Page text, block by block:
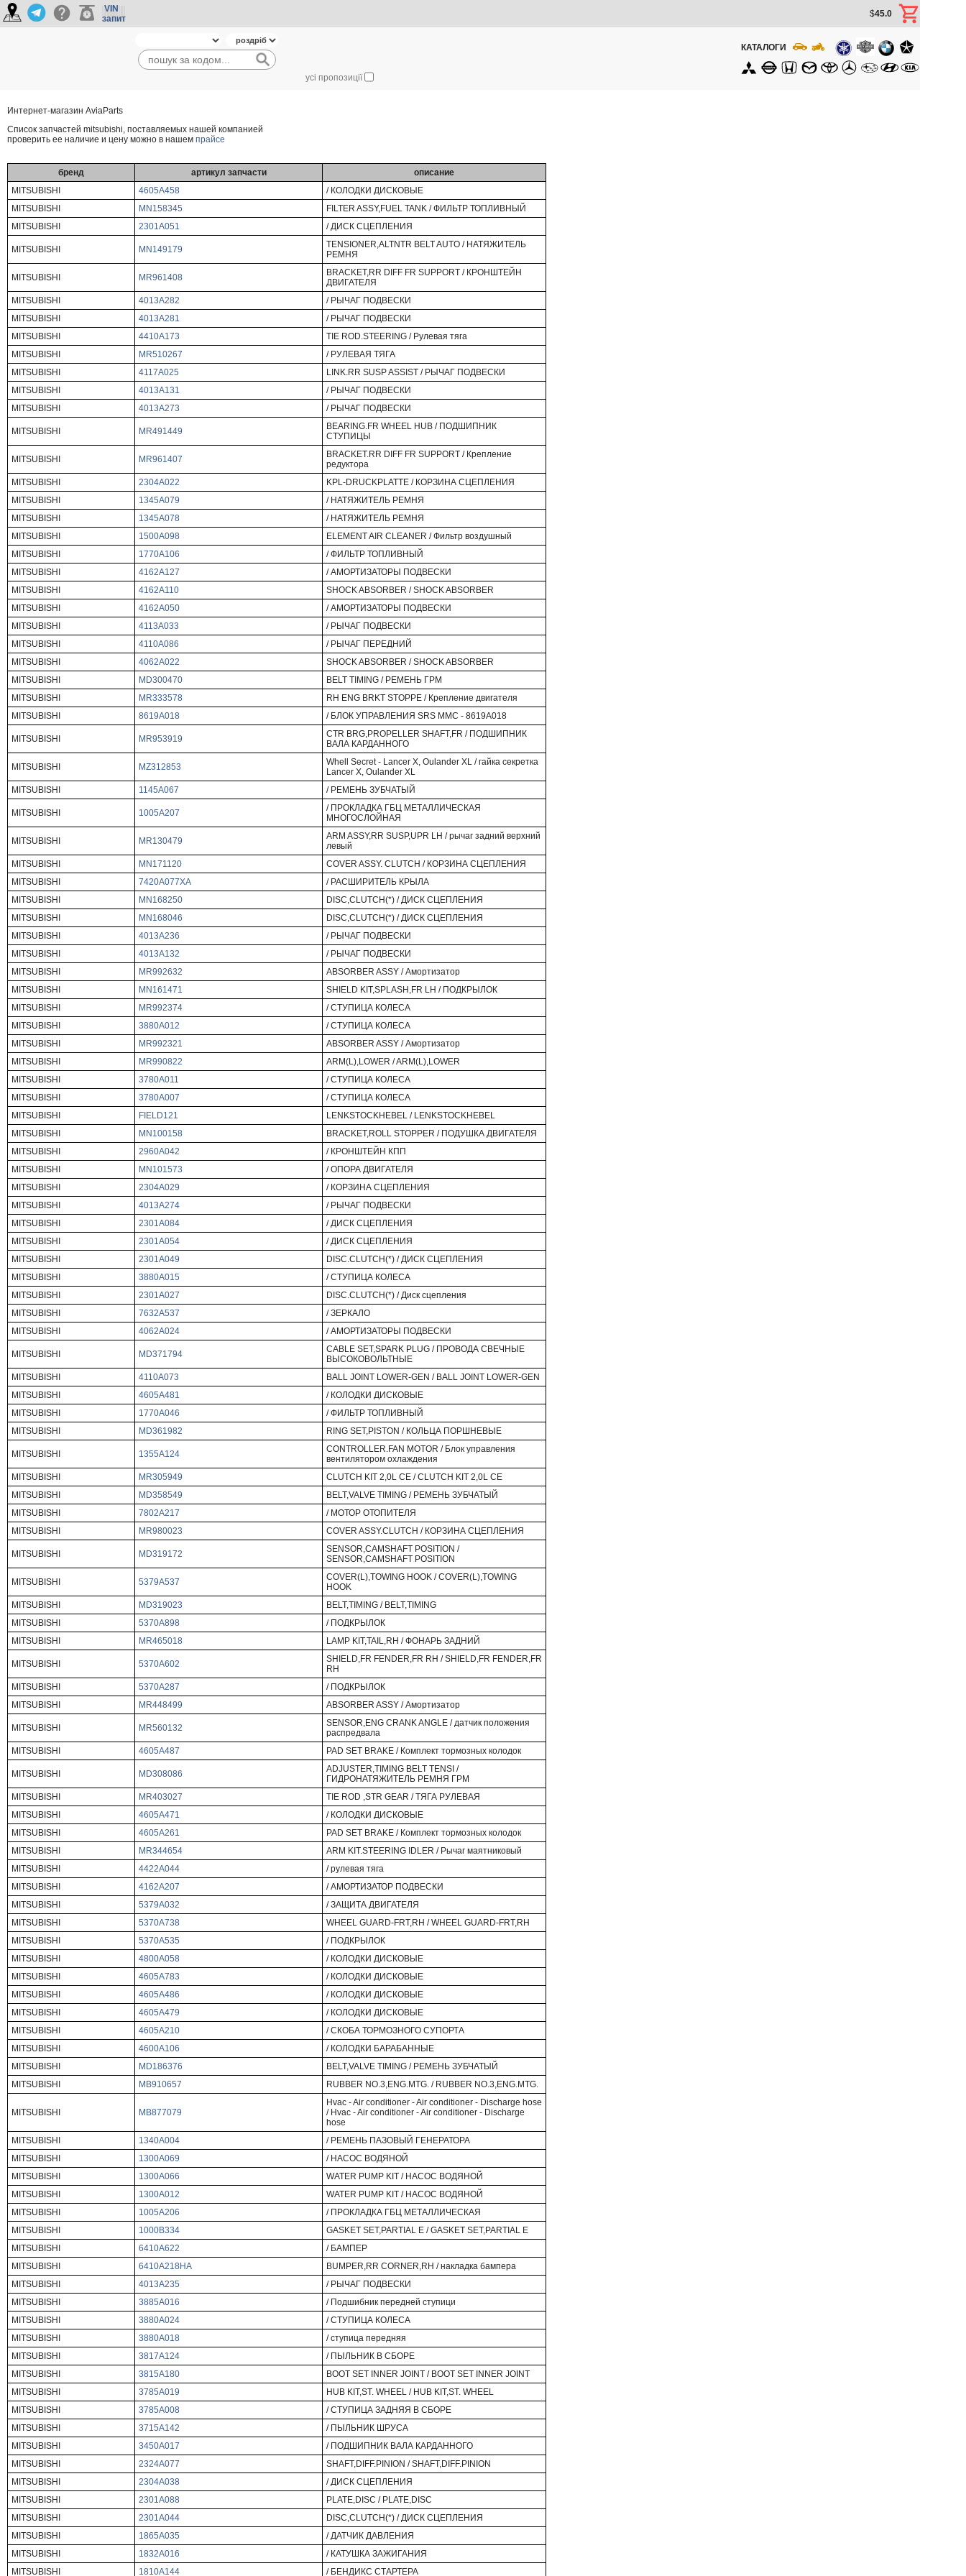
VIN
запит
$45.0
усі пропозиції
КАТАЛОГИ
Интернет-магазин AviaParts
Cписок запчастей mitsubishi, поставляемых нашей компанией
проверить ее наличие и цену можно в нашем прайсе
бренд артикул запчасти
описание
MITSUBISHI
4605A458
/ КОЛОДКИ ДИСКОВЫЕ
MITSUBISHI
MN158345
FILTER ASSY,FUEL TANK / ФИЛЬТР ТОПЛИВНЫЙ
MITSUBISHI
2301A051 / ДИСК СЦЕПЛЕНИЯ
MITSUBISHI MN149179
TENSIONER,ALTNTR BELT AUTO / НАТЯЖИТЕЛЬ
РЕМНЯ
MITSUBISHI MR961408
BRACKET,RR DIFF FR SUPPORT / КРОНШТЕЙН
ДВИГАТЕЛЯ
MITSUBISHI
4013A282
/ РЫЧАГ ПОДВЕСКИ
MITSUBISHI
4013A281
/ РЫЧАГ ПОДВЕСКИ
MITSUBISHI
4410A173
TIE ROD.STEERING / Рулевая тяга
MITSUBISHI
MR510267
/ РУЛЕВАЯ ТЯГА
MITSUBISHI
4117A025
LINK.RR SUSP ASSIST / РЫЧАГ ПОДВЕСКИ
MITSUBISHI
4013A131
/ РЫЧАГ ПОДВЕСКИ
MITSUBISHI
4013A273 / РЫЧАГ ПОДВЕСКИ
MITSUBISHI MR491449
BEARING.FR WHEEL HUB / ПОДШИПНИК
СТУПИЦЫ
MITSUBISHI MR961407
BRACKET.RR DIFF FR SUPPORT / Крепление
редуктора
MITSUBISHI
2304A022
KPL-DRUCKPLATTE / КОРЗИНА СЦЕПЛЕНИЯ
MITSUBISHI
1345A079
/ НАТЯЖИТЕЛЬ РЕМНЯ
MITSUBISHI
1345A078
/ НАТЯЖИТЕЛЬ РЕМНЯ
MITSUBISHI
1500A098
ELEMENT AIR CLEANER / Фильтр воздушный
MITSUBISHI
1770A106
/ ФИЛЬТР ТОПЛИВНЫЙ
MITSUBISHI
4162A127
/ АМОРТИЗАТОРЫ ПОДВЕСКИ
MITSUBISHI
4162A110
SHOCK ABSORBER / SHOCK ABSORBER
MITSUBISHI
4162A050
/ АМОРТИЗАТОРЫ ПОДВЕСКИ
MITSUBISHI
4113A033
/ РЫЧАГ ПОДВЕСКИ
MITSUBISHI
4110A086
/ РЫЧАГ ПЕРЕДНИЙ
MITSUBISHI
4062A022
SHOCK ABSORBER / SHOCK ABSORBER
MITSUBISHI
MD300470
BELT TIMING / РЕМЕНЬ ГРМ
MITSUBISHI
MR333578
RH ENG BRKT STOPPE / Крепление двигателя
MITSUBISHI
8619A018 / БЛОК УПРАВЛЕНИЯ SRS MMC - 8619A018
MITSUBISHI MR953919
CTR BRG,PROPELLER SHAFT,FR / ПОДШИПНИК
ВАЛА КАРДАННОГО
MITSUBISHI MZ312853
Whell Secret - Lancer X, Oulander XL / гайка секретка
Lancer X, Oulander XL
MITSUBISHI
1145A067 / РЕМЕНЬ ЗУБЧАТЫЙ
MITSUBISHI 1005A207
/ ПРОКЛАДКА ГБЦ МЕТАЛЛИЧЕСКАЯ
МНОГОСЛОЙНАЯ
MITSUBISHI MR130479
ARM ASSY,RR SUSP,UPR LH / рычаг задний верхний
левый
MITSUBISHI
MN171120
COVER ASSY. CLUTCH / КОРЗИНА СЦЕПЛЕНИЯ
MITSUBISHI
7420A077XA
/ РАСШИРИТЕЛЬ КРЫЛА
MITSUBISHI
MN168250
DISC,CLUTCH(*) / ДИСК СЦЕПЛЕНИЯ
MITSUBISHI
MN168046
DISC,CLUTCH(*) / ДИСК СЦЕПЛЕНИЯ
MITSUBISHI
4013A236
/ РЫЧАГ ПОДВЕСКИ
MITSUBISHI
4013A132
/ РЫЧАГ ПОДВЕСКИ
MITSUBISHI
MR992632
ABSORBER ASSY / Амортизатор
MITSUBISHI
MN161471
SHIELD KIT,SPLASH,FR LH / ПОДКРЫЛОК
MITSUBISHI
MR992374
/ СТУПИЦА КОЛЕСА
MITSUBISHI
3880A012
/ СТУПИЦА КОЛЕСА
MITSUBISHI
MR992321
ABSORBER ASSY / Амортизатор
MITSUBISHI
MR990822
ARM(L),LOWER / ARM(L),LOWER
MITSUBISHI
3780A011
/ СТУПИЦА КОЛЕСА
MITSUBISHI
3780A007
/ СТУПИЦА КОЛЕСА
MITSUBISHI
FIELD121
LENKSTOCKHEBEL / LENKSTOCKHEBEL
MITSUBISHI
MN100158
BRACKET,ROLL STOPPER / ПОДУШКА ДВИГАТЕЛЯ
MITSUBISHI
2960A042
/ КРОНШТЕЙН КПП
MITSUBISHI
MN101573
/ ОПОРА ДВИГАТЕЛЯ
MITSUBISHI
2304A029
/ КОРЗИНА СЦЕПЛЕНИЯ
MITSUBISHI
4013A274
/ РЫЧАГ ПОДВЕСКИ
MITSUBISHI
2301A084
/ ДИСК СЦЕПЛЕНИЯ
MITSUBISHI
2301A054
/ ДИСК СЦЕПЛЕНИЯ
MITSUBISHI
2301A049
DISC.CLUTCH(*) / ДИСК СЦЕПЛЕНИЯ
MITSUBISHI
3880A015
/ СТУПИЦА КОЛЕСА
MITSUBISHI
2301A027
DISC.CLUTCH(*) / Диск сцепления
MITSUBISHI
7632A537
/ ЗЕРКАЛО
MITSUBISHI
4062A024 / АМОРТИЗАТОРЫ ПОДВЕСКИ
MITSUBISHI MD371794
CABLE SET,SPARK PLUG / ПРОВОДА СВЕЧНЫЕ
ВЫСОКОВОЛЬТНЫЕ
MITSUBISHI
4110A073
BALL JOINT LOWER-GEN / BALL JOINT LOWER-GEN
MITSUBISHI
4605A481
/ КОЛОДКИ ДИСКОВЫЕ
MITSUBISHI
1770A046
/ ФИЛЬТР ТОПЛИВНЫЙ
MITSUBISHI
MD361982 RING SET,PISTON / КОЛЬЦА ПОРШНЕВЫЕ
MITSUBISHI 1355A124
CONTROLLER.FAN MOTOR / Блок управления
вентилятором охлаждения
MITSUBISHI
MR305949
CLUTCH KIT 2,0L CE / CLUTCH KIT 2,0L CE
MITSUBISHI
MD358549
BELT,VALVE TIMING / РЕМЕНЬ ЗУБЧАТЫЙ
MITSUBISHI
7802A217
/ МОТОР ОТОПИТЕЛЯ
MITSUBISHI
MR980023 COVER ASSY.CLUTCH / КОРЗИНА СЦЕПЛЕНИЯ
MITSUBISHI MD319172
SENSOR,CAMSHAFT POSITION /
SENSOR,CAMSHAFT POSITION
MITSUBISHI 5379A537
COVER(L),TOWING HOOK / COVER(L),TOWING
HOOK
MITSUBISHI
MD319023
BELT,TIMING / BELT,TIMING
MITSUBISHI
5370A898
/ ПОДКРЫЛОК
MITSUBISHI
MR465018 LAMP KIT,TAIL,RH / ФОНАРЬ ЗАДНИЙ
MITSUBISHI 5370A602
SHIELD,FR FENDER,FR RH / SHIELD,FR FENDER,FR
RH
MITSUBISHI
5370A287
/ ПОДКРЫЛОК
MITSUBISHI
MR448499 ABSORBER ASSY / Амортизатор
MITSUBISHI MR560132
SENSOR,ENG CRANK ANGLE / датчик положения
распредвала
MITSUBISHI
4605A487 PAD SET BRAKE / Комплект тормозных колодок
MITSUBISHI MD308086
ADJUSTER,TIMING BELT TENSI /
ГИДРОНАТЯЖИТЕЛЬ РЕМНЯ ГРМ
MITSUBISHI
MR403027
TIE ROD ,STR GEAR / ТЯГА РУЛЕВАЯ
MITSUBISHI
4605A471
/ КОЛОДКИ ДИСКОВЫЕ
MITSUBISHI
4605A261
PAD SET BRAKE / Комплект тормозных колодок
MITSUBISHI
MR344654
ARM KIT.STEERING IDLER / Рычаг маятниковый
MITSUBISHI
4422A044
/ рулевая тяга
MITSUBISHI
4162A207
/ АМОРТИЗАТОР ПОДВЕСКИ
MITSUBISHI
5379A032
/ ЗАЩИТА ДВИГАТЕЛЯ
MITSUBISHI
5370A738
WHEEL GUARD-FRT,RH / WHEEL GUARD-FRT,RH
MITSUBISHI
5370A535
/ ПОДКРЫЛОК
MITSUBISHI
4800A058
/ КОЛОДКИ ДИСКОВЫЕ
MITSUBISHI
4605A783
/ КОЛОДКИ ДИСКОВЫЕ
MITSUBISHI
4605A486
/ КОЛОДКИ ДИСКОВЫЕ
MITSUBISHI
4605A479
/ КОЛОДКИ ДИСКОВЫЕ
MITSUBISHI
4605A210
/ СКОБА ТОРМОЗНОГО СУПОРТА
MITSUBISHI
4600A106
/ КОЛОДКИ БАРАБАННЫЕ
MITSUBISHI
MD186376
BELT,VALVE TIMING / РЕМЕНЬ ЗУБЧАТЫЙ
MITSUBISHI
MB910657 RUBBER NO.3,ENG.MTG. / RUBBER NO.3,ENG.MTG.
MITSUBISHI MB877079
Hvac - Air conditioner - Air conditioner - Discharge hose
/ Hvac - Air conditioner - Air conditioner - Discharge
hose
MITSUBISHI
1340A004
/ РЕМЕНЬ ПАЗОВЫЙ ГЕНЕРАТОРА
MITSUBISHI
1300A069
/ НАСОС ВОДЯНОЙ
MITSUBISHI
1300A066
WATER PUMP KIT / НАСОС ВОДЯНОЙ
MITSUBISHI
1300A012
WATER PUMP KIT / НАСОС ВОДЯНОЙ
MITSUBISHI
1005A206
/ ПРОКЛАДКА ГБЦ МЕТАЛЛИЧЕСКАЯ
MITSUBISHI
1000B334
GASKET SET,PARTIAL E / GASKET SET,PARTIAL E
MITSUBISHI
6410A622
/ БАМПЕР
MITSUBISHI
6410A218HA
BUMPER,RR CORNER,RH / накладка бампера
MITSUBISHI
4013A235
/ РЫЧАГ ПОДВЕСКИ
MITSUBISHI
3885A016
/ Подшибник передней ступици
MITSUBISHI
3880A024
/ СТУПИЦА КОЛЕСА
MITSUBISHI
3880A018
/ ступица передняя
MITSUBISHI
3817A124
/ ПЫЛЬНИК В СБОРЕ
MITSUBISHI
3815A180
BOOT SET INNER JOINT / BOOT SET INNER JOINT
MITSUBISHI
3785A019
HUB KIT,ST. WHEEL / HUB KIT,ST. WHEEL
MITSUBISHI
3785A008
/ СТУПИЦА ЗАДНЯЯ В СБОРЕ
MITSUBISHI
3715A142
/ ПЫЛЬНИК ШРУСА
MITSUBISHI
3450A017
/ ПОДШИПНИК ВАЛА КАРДАННОГО
MITSUBISHI
2324A077
SHAFT,DIFF.PINION / SHAFT,DIFF.PINION
MITSUBISHI
2304A038
/ ДИСК СЦЕПЛЕНИЯ
MITSUBISHI
2301A088
PLATE,DISC / PLATE,DISC
MITSUBISHI
2301A044
DISC,CLUTCH(*) / ДИСК СЦЕПЛЕНИЯ
MITSUBISHI
1865A035
/ ДАТЧИК ДАВЛЕНИЯ
MITSUBISHI
1832A016
/ КАТУШКА ЗАЖИГАНИЯ
MITSUBISHI
1810A144 / БЕНДИКС СТАРТЕРА